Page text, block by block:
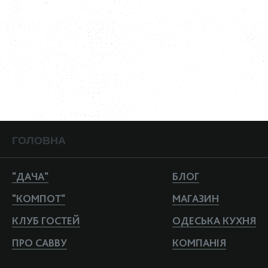
народження – всі ці популярні запити ми реалізуємо швидко і
просто. Жива музика, флористи, анімація – все можливо, якщо
цього хоче наш гість. Актуальне меню завжди є на нашому сайті
на сторінці обраного Вами закладу, а ціна додаткових послуг –
завжди привід завітати до нас у гості на чашку чаю. Ми готові до
діалогу і зробимо все, що від нас залежить (а іноді навіть і
неможливе), головне аби наш гість був ситий, задоволений,
щасливий та згадував свято у ресторані з теплотою та бажанням
Забронювати стіл та дізнатися більше інформації Ви завжди
можете на сайті компанії «Ресторани Савви Лібкіна» за адресою
ГОЛОВНА
"ДАЧА"
"КОМПОТ"
КЛУБ ГОСТЕЙ
ПРО САВВУ
БЛОГ
МАГАЗИН
ОДЕСЬКА КУХНЯ
КОМПАНIЯ